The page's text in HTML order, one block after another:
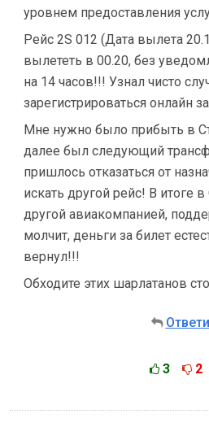
уровнем предоставления
Рейс 2S 012 (Дата вылета
вылететь в 00.20, без
на 14 часов!!! Узнал чисто
зарегистрироваться онлайн
Мне нужно было прибыть в
далее был следующий
пришлось отказаться от
искать другой рейс! В итоге
другой авиакомпанией,
молчит, деньги за билет
вернул!!!
Обходите этих шарлатанов
3 2